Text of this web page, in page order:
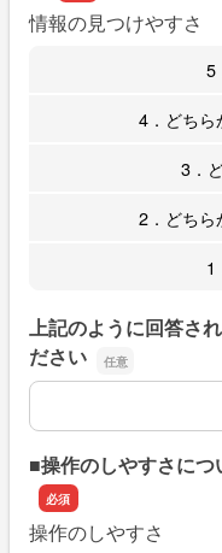
情報の見つけやすさ
5
4．どちら
3．
2．どちら
1
上記のように回答さ
ださい
上記のように回答さ
■操作のしやすさに
操作のしやすさ